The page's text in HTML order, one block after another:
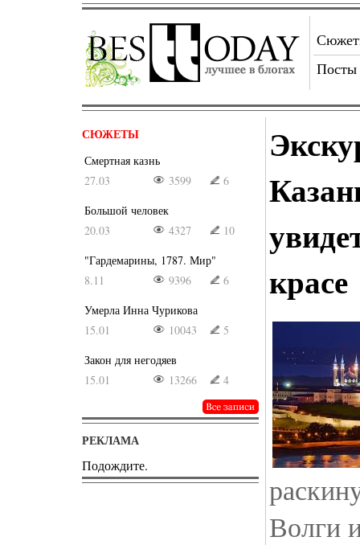
Посты
СЮЖЕТЫ
Смертная казнь
27.03
3599
6
Большой человек
20.03
4327
10
"Гардемарины, 1787. Мир"
8.11
9396
6
Умерла Инна Чурикова
15.01
10043
5
Закон для негодяев
15.01
13266 4
РЕКЛАМА
Подождите.
красе
Волги